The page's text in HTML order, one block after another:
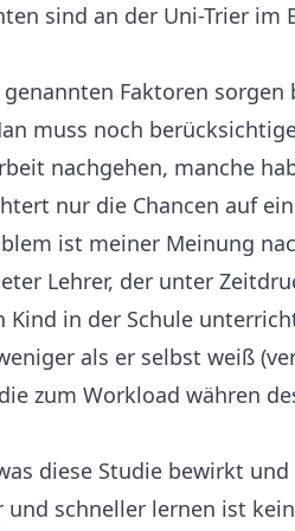
sind an der Uni-Trier
Faktoren
muss noch
nachgehen, manche
nur die Chancen auf
ist meiner Meinung
Lehrer, der unter
Kind in der Schule
als er selbst weiß
zum Workload währen
diese Studie bewirkt
und schneller lernen ist